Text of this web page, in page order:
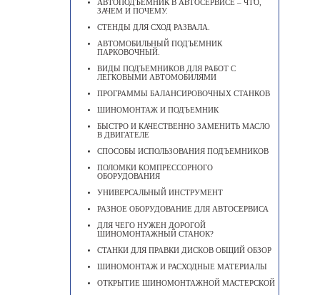
АВТОПОДЪЕМНИК В АВТОСЕРВИСЕ – ЧТО,
ЗАЧЕМ И ПОЧЕМУ.
СТЕНДЫ ДЛЯ СХОД РАЗВАЛА.
АВТОМОБИЛЬНЫЙ ПОДЪЕМНИК
ПАРКОВОЧНЫЙ.
ВИДЫ ПОДЪЕМНИКОВ ДЛЯ РАБОТ С
ЛЕГКОВЫМИ АВТОМОБИЛЯМИ
ПРОГРАММЫ БАЛАНСИРОВОЧНЫХ СТАНКОВ
ШИНОМОНТАЖ И ПОДЪЕМНИК
БЫСТРО И КАЧЕСТВЕННО ЗАМЕНИТЬ МАСЛО
В ДВИГАТЕЛЕ
CПОСОБЫ ИСПОЛЬЗОВАНИЯ ПОДЪЕМНИКОВ
ПОЛОМКИ КОМПРЕССОРНОГО
ОБОРУДОВАНИЯ
УНИВЕРСАЛЬНЫЙ ИНСТРУМЕНТ
РАЗНОЕ ОБОРУДОВАНИЕ ДЛЯ АВТОСЕРВИСА
ДЛЯ ЧЕГО НУЖЕН ДОРОГОЙ
ШИНОМОНТАЖНЫЙ СТАНОК?
СТАНКИ ДЛЯ ПРАВКИ ДИСКОВ ОБЩИЙ ОБЗОР
ШИНОМОНТАЖ И РАСХОДНЫЕ МАТЕРИАЛЫ
ОТКРЫТИЕ ШИНОМОНТАЖНОЙ МАСТЕРСКОЙ